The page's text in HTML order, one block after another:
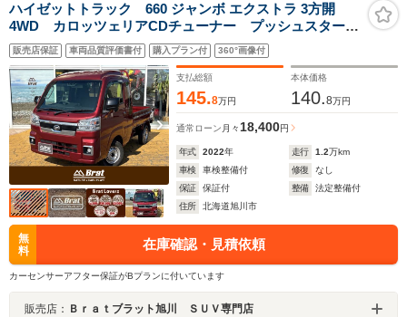
ハイゼットトラック 660 ジャンボ エクストラ 3方開
4WD カロッツェリアCDチューナー プッシュスター
ト スマートキー LEDヘッドライト ゲートプロテク
ター クリアランスソナー
販売店保証 車両品質評価書付 購入プラン付 360°画像付
支払総額
145.8万円
本体価格
140.8万円
通常ローン 月々 18,400円
年式 2022年 走行 1.2万km
車検
車検整備付 修復
なし
保証
保証付 整備
法定整備付
住所
北海道旭川市
無
料
在庫確認・見積依頼
カーセンサーアフター保証がBプランに付いています
販売店： Ｂｒａｔブラット旭川 ＳＵＶ専門店